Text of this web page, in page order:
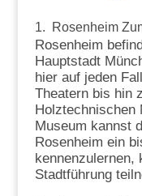
1. Rosenheim
Rosenheim
Hauptstadt
hier auf jeden
Theatern bis hin
Holztechnischen
Museum kannst
Rosenheim ein
kennenzulernen,
Stadtführung